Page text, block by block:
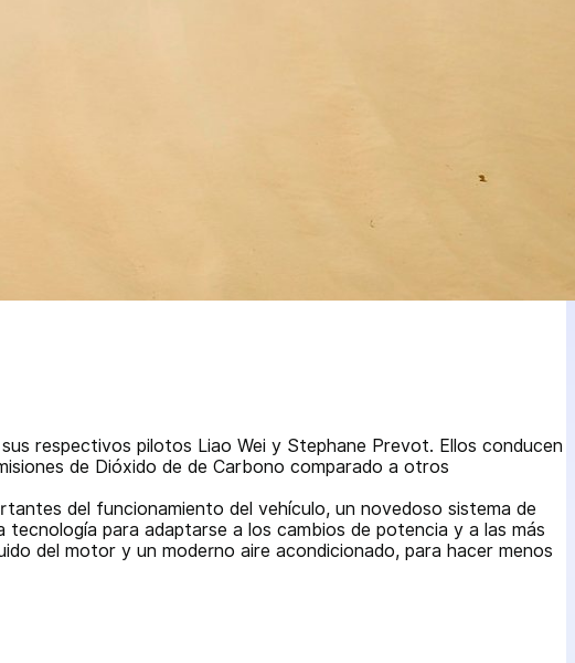
respectivos pilotos Liao Wei y Stephane Prevot. Ellos conducen
de Dióxido de de Carbono comparado a otros
del funcionamiento del vehículo, un novedoso sistema de
para adaptarse a los cambios de potencia y a las más
del motor y un moderno aire acondicionado, para hacer menos